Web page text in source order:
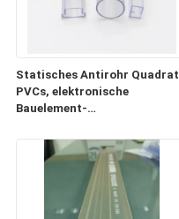
Statisches Antirohr Quadrat
PVCs, elektronische
Bauelement-